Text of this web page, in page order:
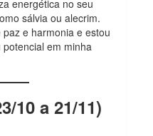
energética no seu
sálvia ou alecrim.
paz e harmonia e estou
em minha
10 a 21/11)